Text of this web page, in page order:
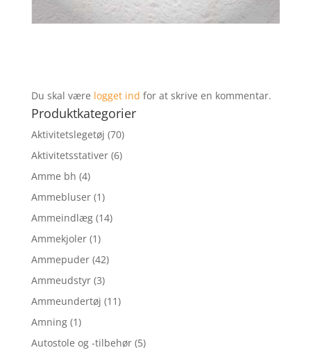
Du skal være logget ind for at skrive en kommentar.
Produktkategorier
Aktivitetslegetøj (70)
Aktivitetsstativer (6)
Amme bh (4)
Ammebluser (1)
Ammeindlæg (14)
Ammekjoler (1)
Ammepuder (42)
Ammeudstyr (3)
Ammeundertøj (11)
Amning (1)
Autostole og -tilbehør (5)